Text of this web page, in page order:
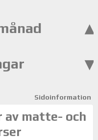
Sidoinformation
av matte- och